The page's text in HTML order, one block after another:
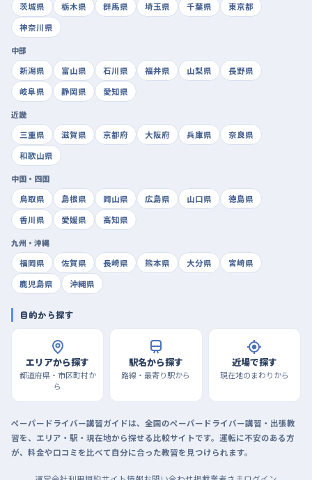
茨城県
栃木県 群馬県 埼玉県 千葉県
東京都
神奈川県
中部
新潟県
富山県 石川県 福井県 山梨県
長野県
岐阜県
静岡県 愛知県
近畿
三重県
滋賀県 京都府 大阪府 兵庫県
奈良県
和歌山県
中国・四国
鳥取県
島根県 岡山県 広島県 山口県
徳島県
香川県
愛媛県 高知県
九州・沖縄
福岡県
佐賀県 長崎県 熊本県 大分県
宮崎県
鹿児島県
沖縄県
目的から探す
エリアから探す
都道府県・市区町村か
ら
駅名から探す
路線・最寄り駅から
近場で探す
現在地のまわりから
ペーパードライバー講習ガイドは、全国のペーパードライバー講習・出張教
習を、エリア・駅・現在地から探せる比較サイトです。運転に不安のある方
が、料金や口コミを比べて自分に合った教習を見つけられます。